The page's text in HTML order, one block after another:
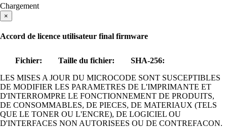
Chargement
×
Accord de licence utilisateur final firmware
Fichier: Taille du fichier:
SHA-256:
LES MISES A JOUR DU MICROCODE SONT SUSCEPTIBLES
DE MODIFIER LES PARAMETRES DE L'IMPRIMANTE ET
D'INTERROMPRE LE FONCTIONNEMENT DE PRODUITS,
DE CONSOMMABLES, DE PIECES, DE MATERIAUX (TELS
QUE LE TONER OU L'ENCRE), DE LOGICIEL OU
D'INTERFACES NON AUTORISEES OU DE CONTREFACON.